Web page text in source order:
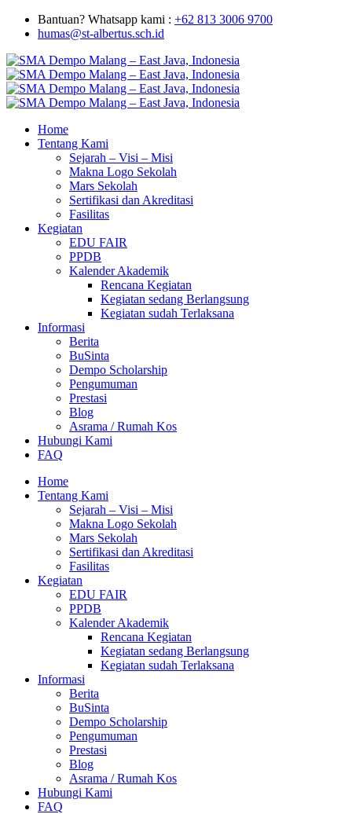
Bantuan? Whatsapp kami : +62 813 3006 9700
humas@st-albertus.sch.id
Home
Tentang Kami
Sejarah – Visi – Misi
Makna Logo Sekolah
Mars Sekolah
Sertifikasi dan Akreditasi
Fasilitas
Kegiatan
EDU FAIR
PPDB
Kalender Akademik
Rencana Kegiatan
Kegiatan sedang Berlangsung
Kegiatan sudah Terlaksana
Informasi
Berita
BuSinta
Dempo Scholarship
Pengumuman
Prestasi
Blog
Asrama / Rumah Kos
Hubungi Kami
FAQ
Home
Tentang Kami
Sejarah – Visi – Misi
Makna Logo Sekolah
Mars Sekolah
Sertifikasi dan Akreditasi
Fasilitas
Kegiatan
EDU FAIR
PPDB
Kalender Akademik
Rencana Kegiatan
Kegiatan sedang Berlangsung
Kegiatan sudah Terlaksana
Informasi
Berita
BuSinta
Dempo Scholarship
Pengumuman
Prestasi
Blog
Asrama / Rumah Kos
Hubungi Kami
FAQ